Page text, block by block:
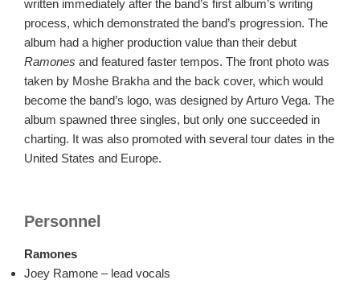
written immediately after the band’s first album’s writing
process, which demonstrated the band’s progression. The
album had a higher production value than their debut
Ramones and featured faster tempos. The front photo was
taken by Moshe Brakha and the back cover, which would
become the band’s logo, was designed by Arturo Vega. The
album spawned three singles, but only one succeeded in
charting. It was also promoted with several tour dates in the
United States and Europe.
Personnel
Ramones
Joey Ramone – lead vocals